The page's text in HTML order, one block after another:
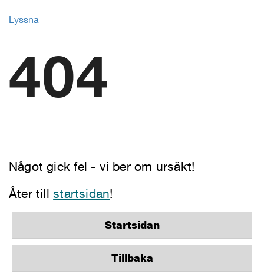
Lyssna
404
Något gick fel - vi ber om ursäkt!
Åter tillstartsidan!
Startsidan
Tillbaka